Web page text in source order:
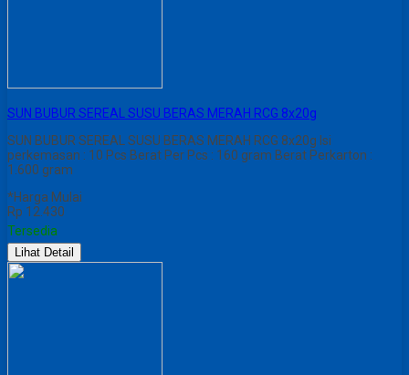
SUN BUBUR SEREAL SUSU BERAS MERAH RCG 8x20g
SUN BUBUR SEREAL SUSU BERAS MERAH RCG 8x20g Isi
perkemasan : 10 Pcs Berat Per Pcs : 160 gram Berat Perkarton :
1.600 gram
*Harga Mulai
Rp 12.430
Tersedia
Lihat Detail